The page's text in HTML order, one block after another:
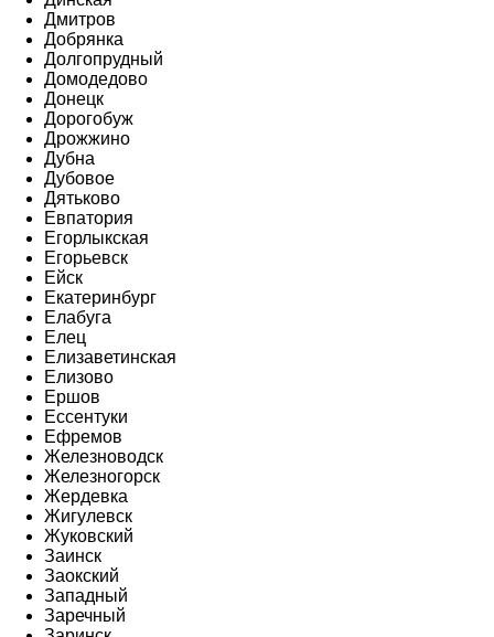
Дмитров
Добрянка
Долгопрудный
Домодедово
Донецк
Дорогобуж
Дрожжино
Дубна
Дубовое
Дятьково
Евпатория
Егорлыкская
Егорьевск
Ейск
Екатеринбург
Елабуга
Елец
Елизаветинская
Елизово
Ершов
Ессентуки
Ефремов
Железноводск
Железногорск
Жердевка
Жигулевск
Жуковский
Заинск
Заокский
Западный
Заречный